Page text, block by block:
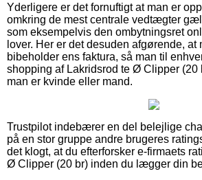
Yderligere er det fornuftigt at man er
omkring de mest centrale vedtægter
som eksempelvis den ombytningsret
lover. Her er det desuden afgørende, at
bibeholder ens faktura, så man til
shopping af Lakridsrod te Ø Clipper (20
man er kvinde eller mand.
Trustpilot indebærer en del belejlige
på en stor gruppe andre brugeres
det klogt, at du efterforsker e-firmaets
Ø Clipper (20 br) inden du lægger din